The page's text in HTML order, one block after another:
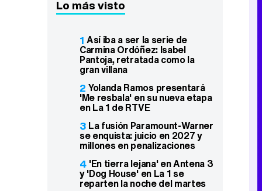
Lo más visto
1 Así iba a ser la serie de
Carmina Ordóñez: Isabel
Pantoja, retratada como la
gran villana
2 Yolanda Ramos presentará
'Me resbala' en su nueva etapa
en La 1 de RTVE
3 La fusión Paramount-Warner
se enquista: juicio en 2027 y
millones en penalizaciones
4 'En tierra lejana' en Antena 3
y 'Dog House' en La 1 se
reparten la noche del martes